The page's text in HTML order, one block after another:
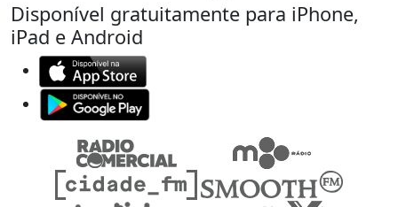
Disponível gratuitamente para iPhone,
iPad e Android